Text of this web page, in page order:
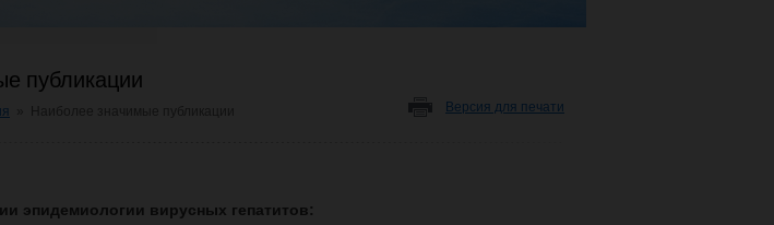
публикации
Версия для печати
эпидемиологии вирусных гепатитов: